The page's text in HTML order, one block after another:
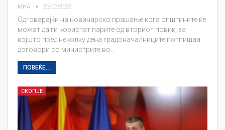
МИА 23/07/2025
Одговарајќи на новинарско прашање кога општините ќе
можат да ги користат парите од вториот повик, за
којшто пред неколку дена градоначалниците потпишаа
договори со министрите во…
ПОВЕЌЕ...
СКОПЈЕ